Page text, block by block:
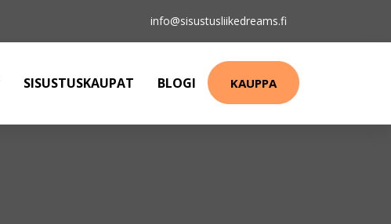
info@sisustusliikedreams.fi
SISUSTUSKAUPAT BLOGI KAUPPA